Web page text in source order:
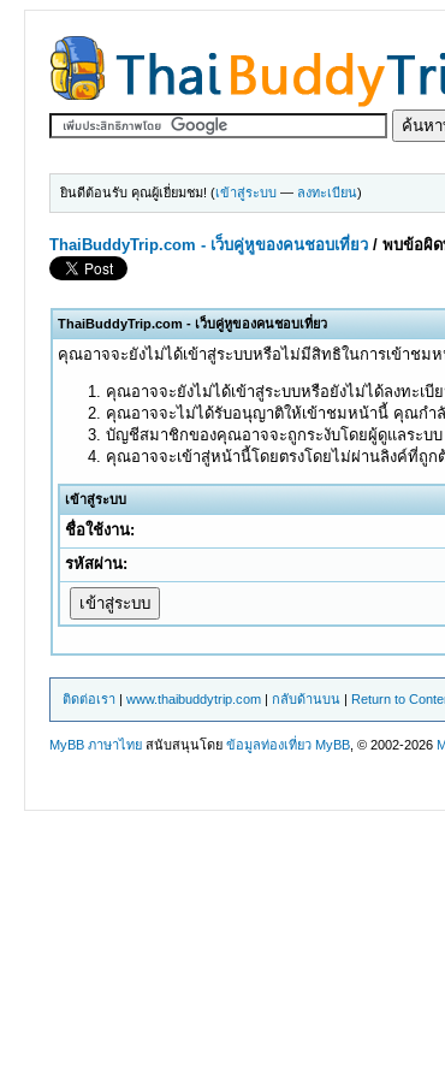
ยินดีต้อนรับ คุณผู้เยี่ยมชม! (เข้าสู่ระบบ — ลงทะเบียน)
ThaiBuddyTrip.com - เว็บคู่หูของคนชอบเที่ยว /พบข้อผิด
ThaiBuddyTrip.com - เว็บคู่หูของคนชอบเที่ยว
คุณอาจจะยังไม่ได้เข้าสู่ระบบหรือไม่มีสิทธิในการเข้าชม
คุณอาจจะยังไม่ได้เข้าสู่ระบบหรือยังไม่ได้ลงทะเบี
คุณอาจจะไม่ได้รับอนุญาติให้เข้าชมหน้านี้ คุณกำ
บัญชีสมาชิกของคุณอาจจะถูกระงับโดยผู้ดูแลระบ
คุณอาจจะเข้าสู่หน้านี้โดยตรงโดยไม่ผ่านลิงค์ที่ถูก
เข้าสู่ระบบ
ชื่อใช้งาน:
รหัสผ่าน:
ติดต่อเรา |www.thaibuddytrip.com |กลับด้านบน | Return to
MyBB ภาษาไทย สนับสนุนโดยข้อมูลท่องเที่ยว MyBB , © 2002-2026